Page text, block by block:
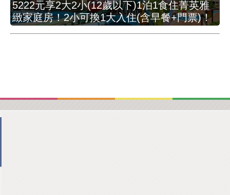
5222元享2大2小(12歲以下)1泊1食住菁英雅
緻家庭房！2小可換1大入住(含早餐+門票)！